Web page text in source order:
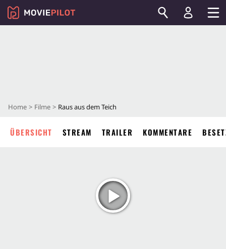
Home Filme Raus aus dem Teich
ÜBERSICHT STREAM TRAILER KOMMENTARE